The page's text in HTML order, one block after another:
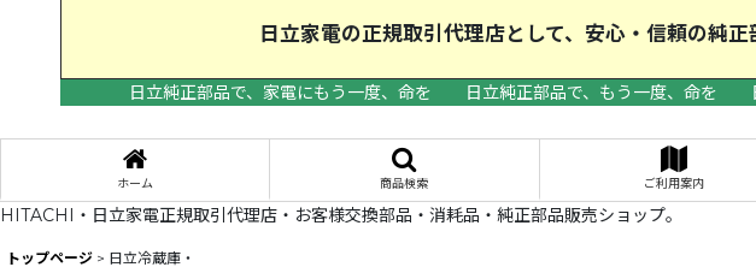
日立家電の正規取引代理店として、安心・
日立純正部品で、家電にもう一度、命を
日立純正部品で、もう一度、命を
ホーム 商品検索 ご利用案内
HITACHI・日立家電正規取引代理店・お客様交換部品・消耗品・純正部品販売ショップ。
トップページ > 日立冷蔵庫・